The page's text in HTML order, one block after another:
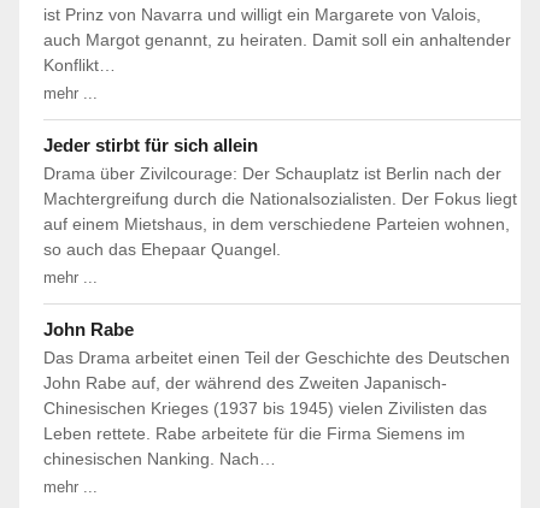
ist Prinz von Navarra und willigt ein Margarete von Valois,
auch Margot genannt, zu heiraten. Damit soll ein anhaltender
Konflikt…
mehr ...
Jeder stirbt für sich allein
Drama über Zivilcourage: Der Schauplatz ist Berlin nach der
Machtergreifung durch die Nationalsozialisten. Der Fokus liegt
auf einem Mietshaus, in dem verschiedene Parteien wohnen,
so auch das Ehepaar Quangel.
mehr ...
John Rabe
Das Drama arbeitet einen Teil der Geschichte des Deutschen
John Rabe auf, der während des Zweiten Japanisch-
Chinesischen Krieges (1937 bis 1945) vielen Zivilisten das
Leben rettete. Rabe arbeitete für die Firma Siemens im
chinesischen Nanking. Nach…
mehr ...